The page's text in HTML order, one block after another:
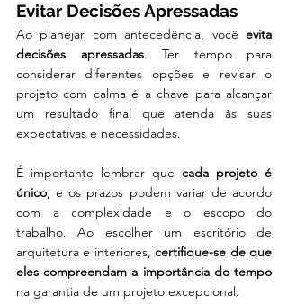
Evitar Decisões Apressadas
Ao planejar com antecedência, você evita
decisões apressadas. Ter tempo para
considerar diferentes opções e revisar o
projeto com calma é a chave para alcançar
um resultado final que atenda às suas
expectativas e necessidades.
É importante lembrar que cada projeto é
único, e os prazos podem variar de acordo
com a complexidade e o escopo do
trabalho. Ao escolher um escritório de
arquitetura e interiores, certifique-se de que
eles compreendam a importância do tempo
na garantia de um projeto excepcional.